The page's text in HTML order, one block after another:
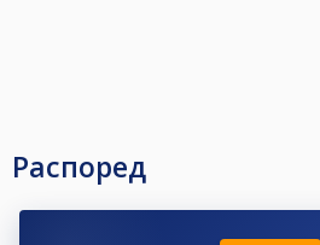
Распоред